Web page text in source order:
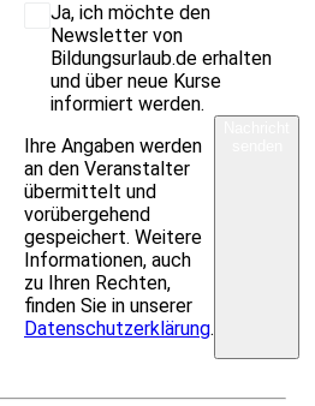
Ja, ich möchte den
Newsletter von
Bildungsurlaub.de erhalten
und über neue Kurse
informiert werden.
Ihre Angaben werden
an den Veranstalter
übermittelt und
vorübergehend
gespeichert. Weitere
Informationen, auch
zu Ihren Rechten,
finden Sie in unserer
Datenschutzerklärung.